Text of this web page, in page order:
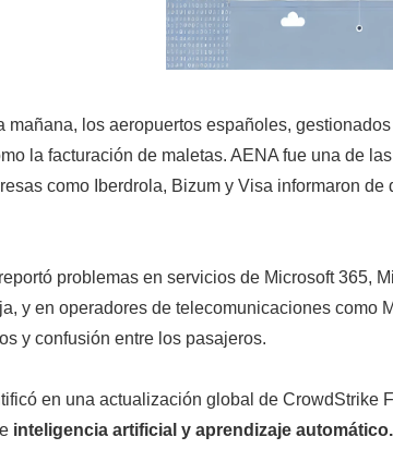
mañana, los aeropuertos españoles,
la facturación de maletas. AENA fue una de
como Iberdrola, Bizum y Visa informaron
reportó problemas en servicios de Microsoft 365,
y en operadores de telecomunicaciones como
y confusión entre los pasajeros.
en una actualización global de
inteligencia artificial y aprendizaje automático.